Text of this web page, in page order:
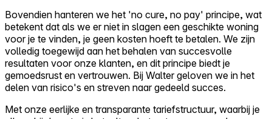
Bovendien hanteren we het 'no cure, no pay' principe, wat
betekent dat als we er niet in slagen een geschikte woning
voor je te vinden, je geen kosten hoeft te betalen. We zijn
volledig toegewijd aan het behalen van succesvolle
resultaten voor onze klanten, en dit principe biedt je
gemoedsrust en vertrouwen. Bij Walter geloven we in het
delen van risico's en streven naar gedeeld succes.
Met onze eerlijke en transparante tariefstructuur, waarbij je